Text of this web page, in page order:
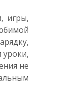
игры,
уроки,
не